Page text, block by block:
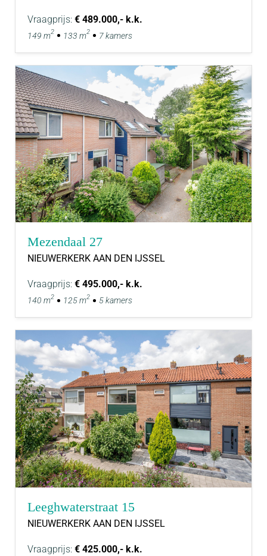
Vraagprijs: € 489.000,- k.k.
149 m2 133 m2 7 kamers
Mezendaal 27
NIEUWERKERK AAN DEN IJSSEL
Vraagprijs: € 495.000,- k.k.
140 m2 125 m2 5 kamers
Leeghwaterstraat 15
NIEUWERKERK AAN DEN IJSSEL
Vraagprijs: € 425.000,- k.k.